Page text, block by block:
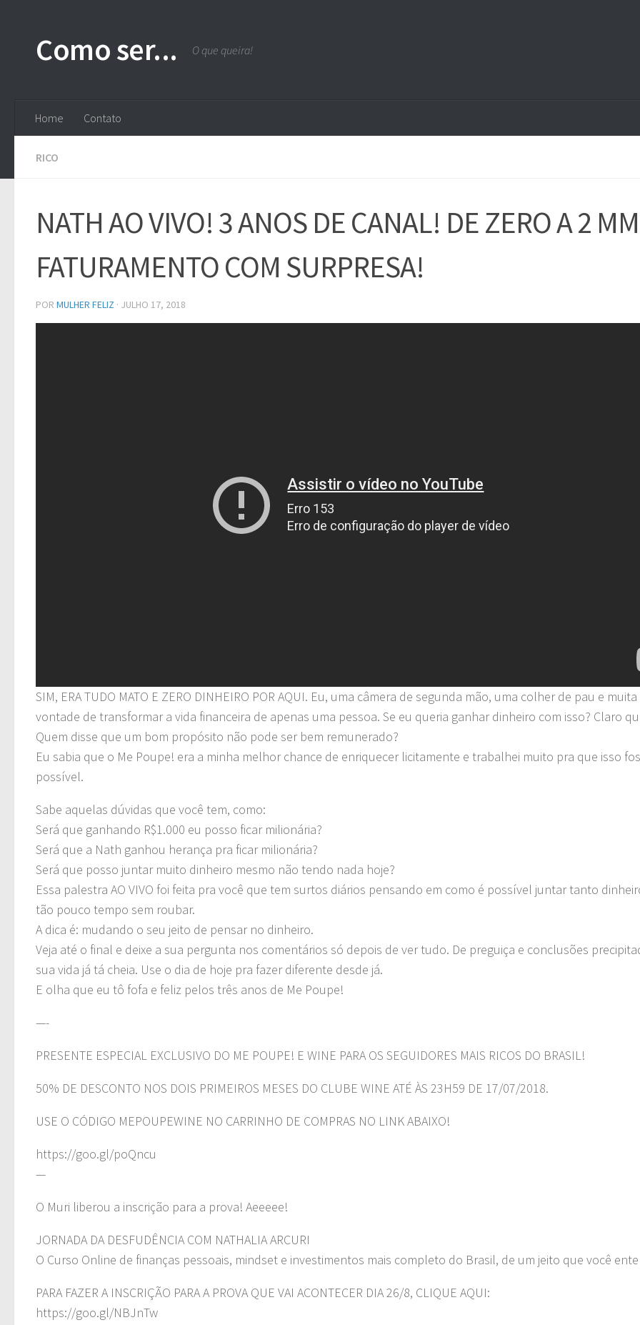
Como ser... O que queira!
Home Contato
RICO
NATH AO VIVO! 3 ANOS DE CANAL! DE ZERO A 2
FATURAMENTO COM SURPRESA!
POR MULHER FELIZ · JULHO 17, 2018
SIM, ERA TUDO MATO E ZERO DINHEIRO POR AQUI. Eu, uma câmera de segunda mão, uma colher de pau e muita
vontade de transformar a vida financeira de apenas uma pessoa. Se eu queria ganhar dinheiro com isso? Claro
Quem disse que um bom propósito não pode ser bem remunerado?
Eu sabia que o Me Poupe! era a minha melhor chance de enriquecer licitamente e trabalhei muito pra que isso
possível.
Sabe aquelas dúvidas que você tem, como:
Será que ganhando R$1.000 eu posso ficar milionária?
Será que a Nath ganhou herança pra ficar milionária?
Será que posso juntar muito dinheiro mesmo não tendo nada hoje?
Essa palestra AO VIVO foi feita pra você que tem surtos diários pensando em como é possível juntar tanto
tão pouco tempo sem roubar.
A dica é: mudando o seu jeito de pensar no dinheiro.
Veja até o final e deixe a sua pergunta nos comentários só depois de ver tudo. De preguiça e conclusões
sua vida já tá cheia. Use o dia de hoje pra fazer diferente desde já.
E olha que eu tô fofa e feliz pelos três anos de Me Poupe!
—-
PRESENTE ESPECIAL EXCLUSIVO DO ME POUPE! E WINE PARA OS SEGUIDORES MAIS RICOS DO BRASIL!
50% DE DESCONTO NOS DOIS PRIMEIROS MESES DO CLUBE WINE ATÉ ÀS 23H59 DE 17/07/2018.
USE O CÓDIGO MEPOUPEWINE NO CARRINHO DE COMPRAS NO LINK ABAIXO!
https://goo.gl/poQncu
—
O Muri liberou a inscrição para a prova! Aeeeee!
JORNADA DA DESFUDÊNCIA COM NATHALIA ARCURI
O Curso Online de finanças pessoais, mindset e investimentos mais completo do Brasil, de um jeito que você
PARA FAZER A INSCRIÇÃO PARA A PROVA QUE VAI ACONTECER DIA 26/8, CLIQUE AQUI:
https://goo.gl/NBJnTw